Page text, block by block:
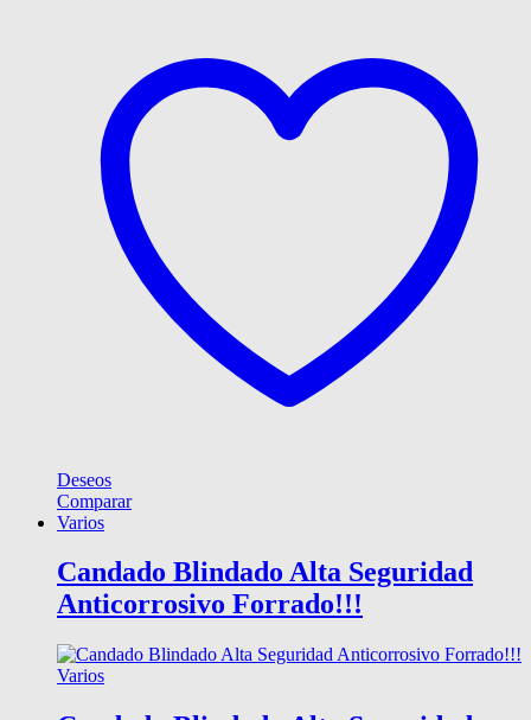
Deseos
Comparar
Varios
Candado Blindado Alta Seguridad
Anticorrosivo Forrado!!!
Varios